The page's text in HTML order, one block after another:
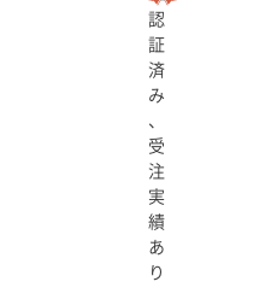
認
証
済
み
、
受
注
実
績
あ
り